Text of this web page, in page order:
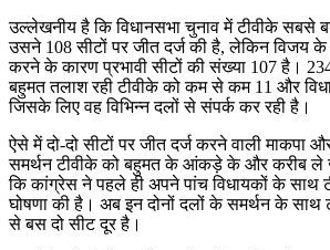
उल्लेखनीय है कि विधानसभा चुनाव में टीवीके सबसे
उसने 108 सीटों पर जीत दर्ज की है, लेकिन विजय के
करने के कारण प्रभावी सीटों की संख्या 107 है। 234
बहुमत तलाश रही टीवीके को कम से कम 11 और
जिसके लिए वह विभिन्न दलों से संपर्क कर रही है।
ऐसे में दो-दो सीटों पर जीत दर्ज करने वाली माकपा और
समर्थन टीवीके को बहुमत के आंकड़े के और करीब ले
कि कांग्रेस ने पहले ही अपने पांच विधायकों के साथ
घोषणा की है। अब इन दोनों दलों के समर्थन के
से बस दो सीट दूर है।